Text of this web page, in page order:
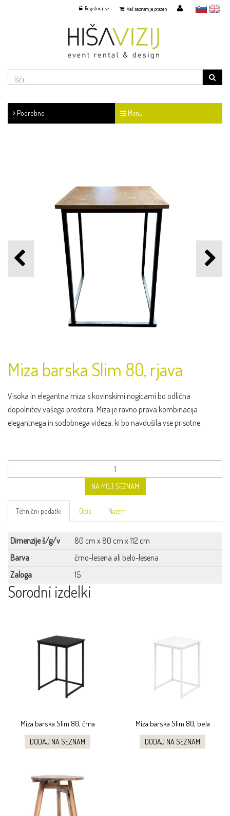
slovensko
English
Vaš seznam je prazen
Registriraj se
Podrobno Menu
Miza barska Slim 80, rjava
Visoka in elegantna miza s kovinskimi nogicami bo odlična
dopolnitev vašega prostora. Miza je ravno prava kombinacija
elegantnega in sodobnega videza, ki bo navdušila vse prisotne.
NA MOJ SEZNAM
Tehnični podatki Opis Najem
Dimenzije š/g/v
80 cm x 80 cm x 112 cm
Barva
črno-lesena ali belo-lesena
Zaloga
15
Sorodni izdelki
Miza barska Slim 80, črna
DODAJ NA SEZNAM
Miza barska Slim 80, bela
DODAJ NA SEZNAM